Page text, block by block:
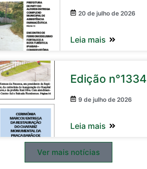
20 de julho de 2026
Leia mais
Edição n°1334
9 de julho de 2026
Leia mais
Ver mais notícias